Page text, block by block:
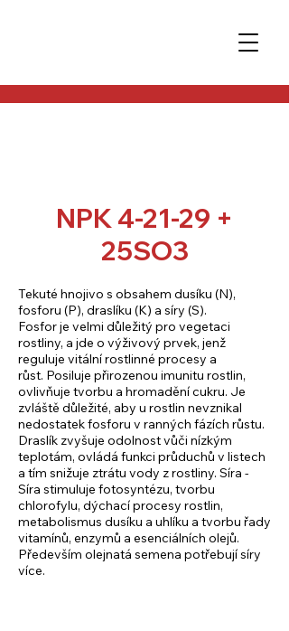
NPK 4-21-29 +
25SO3
Tekuté hnojivo s obsahem dusíku (N),
fosforu (P), draslíku (K) a síry (S).
Fosfor je velmi důležitý pro vegetaci
rostliny, a jde o výživový prvek, jenž
reguluje vitální rostlinné procesy a
růst. Posiluje přirozenou imunitu rostlin,
ovlivňuje tvorbu a hromadění cukru. Je
zvláště důležité, aby u rostlin nevznikal
nedostatek fosforu v ranných fázích růstu.
Draslík zvyšuje odolnost vůči nízkým
teplotám, ovládá funkci průduchů v listech
a tím snižuje ztrátu vody z rostliny. Síra -
Síra stimuluje fotosyntézu, tvorbu
chlorofylu, dýchací procesy rostlin,
metabolismus dusíku a uhlíku a tvorbu řady
vitamínů, enzymů a esenciálních olejů.
Především olejnatá semena potřebují síry
více.